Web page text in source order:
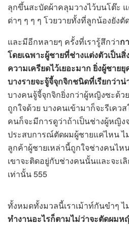
ลุกขึ้นสะบัดผ้าคลุมวางไว้บนโต๊ะ แ
ด่าๆ ๆ ๆ ๆ โวยวายทั้งที่ลูกน้องยังตั
และมีอีกหลายๆ ครั้งที่เรารู้สึกว่าก
โดยเฉพาะผู้ชายที่ช่างแต่งตัวเป็น
ความเครียดไว้เยอะมาก ยิ่งผู้ชา
บางรายจะจู้จี้จุกจิกชนิดที่เรียกว่าน่
บางคนจู้จี้จุกจิกยิ่งกว่าผู้หญิงซะด้
ถูกใจด้วย บางคนเข้ามาก็จะรีเคว
คนก็จะมีการดูว่าถ้าเป็นช่างผู้หญิ
ประสบการณ์ตัดผมผู้ชายแค่ไหน ไ
ลูกค้าผู้ชายเหล่านี้ถูกใจช่างคนไห
เขาจะติดอยู่กับช่างคนนั้นและจะเ
เท่านั้น 555
ทั้งหมดทั้งมวลนี้เราเม้าท์กันขำๆ
ทำงานอะไรก็ตามไม่ว่าจะตัดผมห